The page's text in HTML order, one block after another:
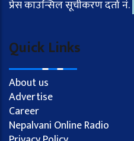
प्रेस काउन्सिल सूचीकरण दर्ता नं.
Quick Links
About us
Advertise
Career
Nepalvani Online Radio